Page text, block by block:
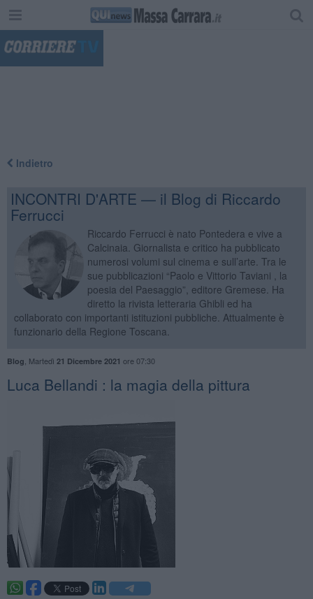
Indietro
INCONTRI D'ARTE — il Blog di Riccardo
Ferrucci
Riccardo Ferrucci è nato Pontedera e vive a
Calcinaia. Giornalista e critico ha pubblicato
numerosi volumi sul cinema e sull’arte. Tra le
sue pubblicazioni “Paolo e Vittorio Taviani , la
poesia del Paesaggio”, editore Gremese. Ha
diretto la rivista letteraria Ghibli ed ha
collaborato con importanti istituzioni pubbliche. Attualmente è
funzionario della Regione Toscana.
Blog Martedì 21 Dicembre 2021 ore 07:30
​Luca Bellandi : la magia della pittura